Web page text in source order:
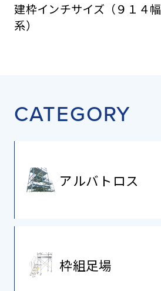
建枠インチサイズ（９１４幅
系）
CATEGORY
アルバトロス
枠組⾜場